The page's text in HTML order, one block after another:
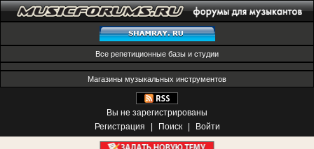
Все репетиционные базы и студии
Магазины музыкальных инструментов
Вы не зарегистрированы
Регистрация
Поиск Войти